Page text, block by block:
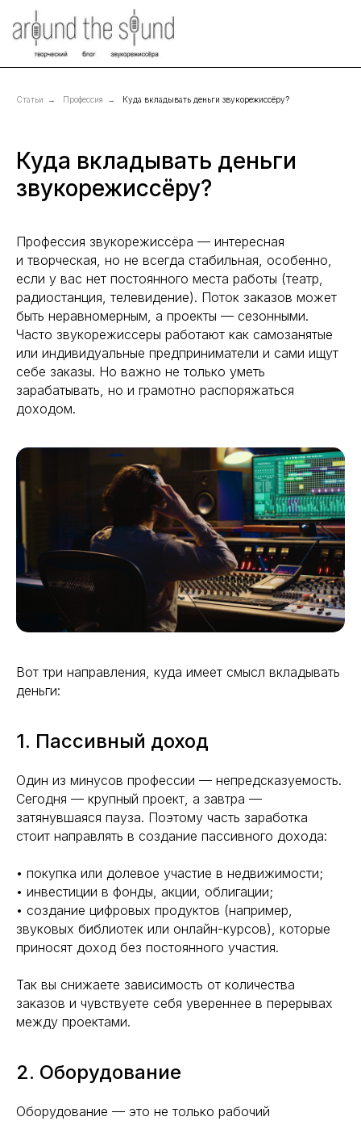
Статьи → Профессия → Куда вкладывать деньги звукорежиссёру?
Куда вкладывать деньги
звукорежиссёру?
Профессия звукорежиссёра — интересная
и творческая, но не всегда стабильная, особенно,
если у вас нет постоянного места работы (театр,
радиостанция, телевидение). Поток заказов может
быть неравномерным, а проекты — сезонными.
Часто звукорежиссеры работают как самозанятые
или индивидуальные предприниматели и сами ищут
себе заказы. Но важно не только уметь
зарабатывать, но и грамотно распоряжаться
доходом.
Вот три направления, куда имеет смысл вкладывать
деньги:
1. Пассивный доход
Один из минусов профессии — непредсказуемость.
Сегодня — крупный проект, а завтра —
затянувшаяся пауза. Поэтому часть заработка
стоит направлять в создание пассивного дохода:
• покупка или долевое участие в недвижимости;
• инвестиции в фонды, акции, облигации;
• создание цифровых продуктов (например,
звуковых библиотек или онлайн-курсов), которые
приносят доход без постоянного участия.
Так вы снижаете зависимость от количества
заказов и чувствуете себя увереннее в перерывах
между проектами.
2. Оборудование
Оборудование — это не только рабочий